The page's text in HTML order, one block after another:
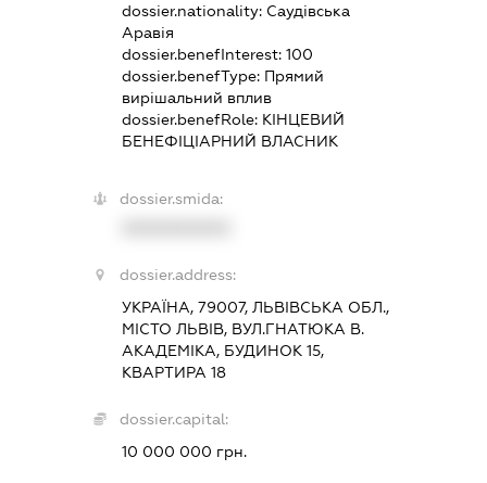
dossier.nationality: Саудівська
Аравія
dossier.benefInterest: 100
dossier.benefType: Прямий
вирішальний вплив
dossier.benefRole: КІНЦЕВИЙ
БЕНЕФІЦІАРНИЙ ВЛАСНИК
dossier.smida:
dossier.address:
УКРАЇНА, 79007, ЛЬВІВСЬКА ОБЛ.,
МІСТО ЛЬВІВ, ВУЛ.ГНАТЮКА В.
АКАДЕМІКА, БУДИНОК 15,
КВАРТИРА 18
dossier.capital:
10 000 000 грн.